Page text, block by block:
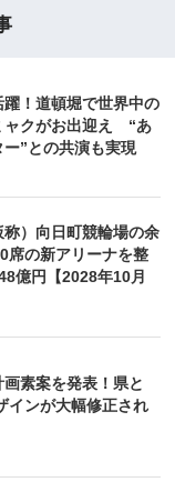
！道頓堀で世界中の
ャクがお出迎え “あ
”との共演も実現
）向日町競輪場の余
席の新アリーナを整
億円【2028年10月
素案を発表！県と
インが大幅修正され